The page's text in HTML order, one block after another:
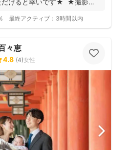
だけると幸いです★ ★撮影に
最終アクティブ： 3時間以内
々恵
4.8 (4)女性